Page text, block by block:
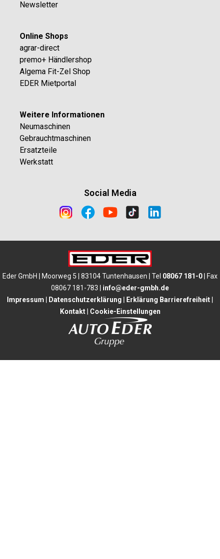
Newsletter
Online Shops
agrar-direct
premo+ Händlershop
Algema Fit-Zel Shop
EDER Mietportal
Weitere Informationen
Neumaschinen
Gebrauchtmaschinen
Ersatzteile
Werkstatt
Social Media
Eder GmbH | Moorweg 5 | 83104 Tuntenhausen | Tel 08067 181-0 | Fax
08067 181-783 | info@eder-gmbh.de
Impressum
Datenschutzerklärung Erklärung Barrierefreiheit
Kontakt| Cookie-Einstellungen